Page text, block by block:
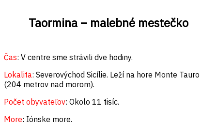
Taormina – malebné mestečko
Čas: V centre sme strávili dve hodiny.
Lokalita: Severovýchod Sicílie. Leží na hore Monte Tauro
(204 metrov nad morom).
Počet obyvateľov: Okolo 11 tisíc.
More: Iónske more.